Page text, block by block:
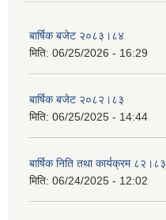
बार्षिक बजेट २०८३।८४
मिति: 06/25/2026 - 16:29
बार्षिक बजेट २०८२।८३
मिति: 06/25/2025 - 14:44
बार्षिक निति तथा कार्यक्रम ८२।८३
मिति: 06/24/2025 - 12:02